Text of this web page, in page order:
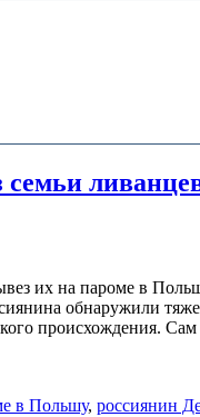
их на пароме в
обнаружили
происхождения.
в Польшу, россиянин